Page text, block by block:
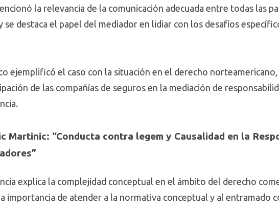
la relevancia de la comunicación adecuada entre todas las
se destaca el papel del mediador en lidiar con los desafíos
ejemplificó el caso con la situación en el derecho
de las compañías de seguros en la mediación de
Martinic: “Conducta contra legem y Causalidad en la
explica la complejidad conceptual en el ámbito del derecho
importancia de atender a la normativa conceptual y al entramado